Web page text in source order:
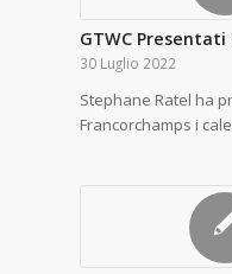
GTWC Presentati
30 Luglio 2022
Stephane Ratel ha
Francorchamps i